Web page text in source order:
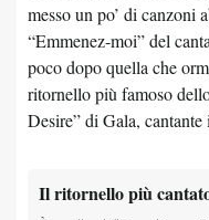
messo un po’ di canzoni
“Emmenez-moi” del
poco dopo quella che
ritornello più famoso
Desire” di Gala, cantante
Il ritornello più